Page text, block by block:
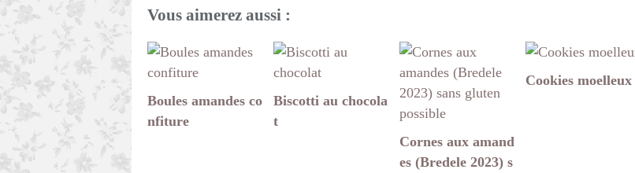
Vous aimerez aussi :
Boules amandes co
nfiture
Biscotti au chocola
t
Cornes aux amand
es (Bredele 2023) s
Cookies moelleux